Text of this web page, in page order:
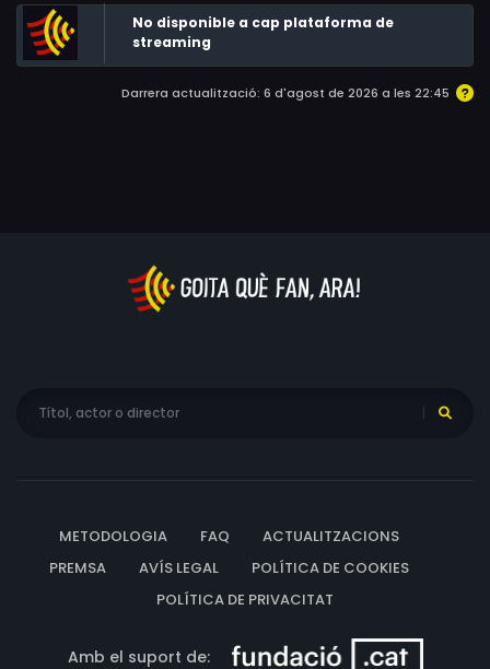
recuperació... No obstant, a última hora el professor
decideix aprovar-lo ia partir de llavors el jove comença
una carrera a contrarellotge per assolir la seva núvia i
passar-hi deu dies de pau i tranquil·litat, sense saber
No disponible a cap plataforma de
streaming
Darrera actualització: 6 d'agost de 2026 a les 22:45
METODOLOGIA FAQ
ACTUALITZACIONS
PREMSA
AVÍS LEGAL
POLÍTICA DE COOKIES
POLÍTICA DE PRIVACITAT
Amb el suport de: